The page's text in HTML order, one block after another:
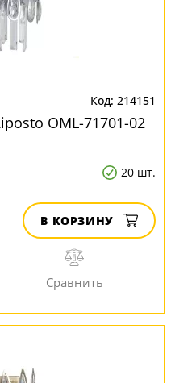
214151
OML-71701-02
20 шт.
В КОРЗИНУ